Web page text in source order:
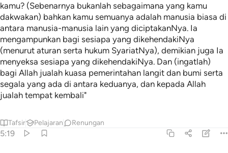
kamu? (Sebenarnya bukanlah sebagaimana yang kamu
dakwakan) bahkan kamu semuanya adalah manusia biasa di
antara manusia-manusia lain yang diciptakanNya. Ia
mengampunkan bagi sesiapa yang dikehendakiNya
(menurut aturan serta hukum SyariatNya), demikian juga Ia
menyeksa sesiapa yang dikehendakiNya. Dan (ingatlah)
bagi Allah jualah kuasa pemerintahan langit dan bumi serta
segala yang ada di antara keduanya, dan kepada Allah
jualah tempat kembali"
Tafsir Pelajaran Renungan
5:19